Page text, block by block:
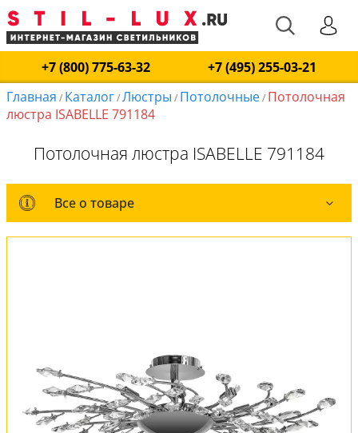
+7 (800) 775-63-32
+7 (495) 255-03-21
Главная / Каталог/Люстры / Потолочные/ Потолочная
люстра ISABELLE 791184
Потолочная люстра ISABELLE 791184
Все о товаре
Все о товаре
Оплата и доставка
Обмен и возврат